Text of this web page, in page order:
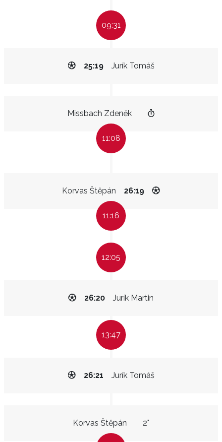
09:31
Jurík Tomáš
25:19
Missbach Zdeněk
11:08
Korvas Štěpán 26:19
11:16
12:05
Jurík Martin
26:20
13:47
Jurík Tomáš
26:21
Korvas Štěpán 2"